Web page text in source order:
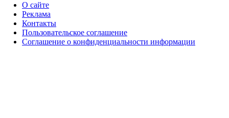
О сайте
Реклама
Контакты
Пользовательское соглашение
Соглашение о конфиденциальности информации